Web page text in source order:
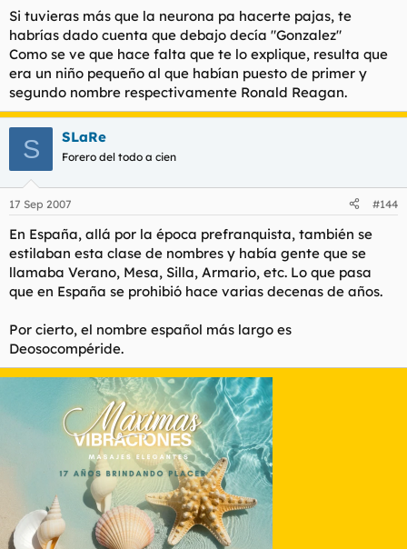
Si tuvieras más que la neurona pa hacerte pajas, te
habrías dado cuenta que debajo decía "Gonzalez"
Como se ve que hace falta que te lo explique, resulta que
era un niño pequeño al que habían puesto de primer y
segundo nombre respectivamente Ronald Reagan.
S SLaRe
Forero del todo a cien
17 Sep 2007 #144
En España, allá por la época prefranquista, también se
estilaban esta clase de nombres y había gente que se
llamaba Verano, Mesa, Silla, Armario, etc. Lo que pasa
que en España se prohibió hace varias decenas de años.
Por cierto, el nombre español más largo es
Deosocompéride.